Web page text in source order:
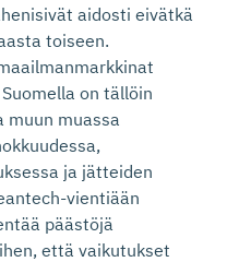
aidosti eivätkä
toiseen.
on tällöin
muun muassa
ja jätteiden
vientiään
päästöjä
että vaikutukset